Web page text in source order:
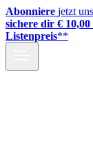
Abonniere jetzt
sichere dir €
Listenpreis**